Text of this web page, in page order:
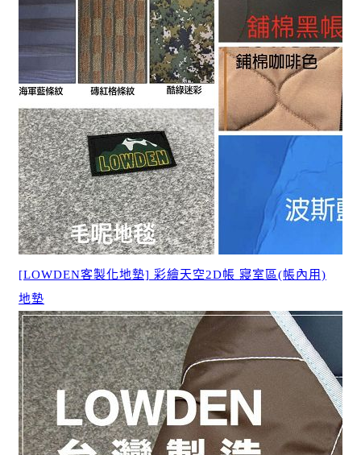
[LOWDEN客製化地墊] 彩繪天空2D帳 寢室區(帳內用)
地墊